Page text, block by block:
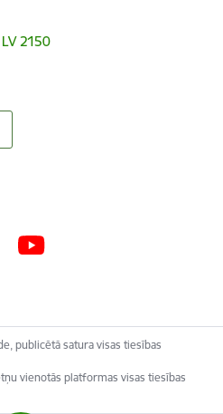
2150
publicētā satura visas tiesības
vienotās platformas visas tiesības